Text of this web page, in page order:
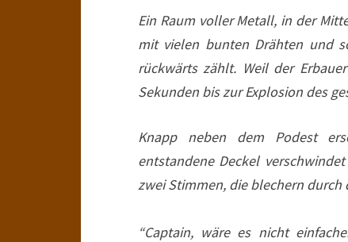
Ein Raum voller Metall, in der
mit vielen bunten Drähten und
rückwärts zählt. Weil der
Sekunden bis zur Explosion des
Knapp neben dem Podest
entstandene Deckel
zwei Stimmen, die blechern durch
“Captain, wäre es nicht